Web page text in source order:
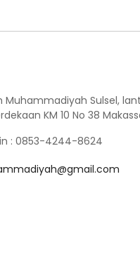
Muhammadiyah Sulsel,
KM 10 No 38
: 0853-4244-8624